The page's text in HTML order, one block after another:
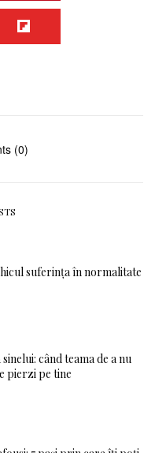
(0)
suferința în normalitate
când teama de a nu
pierzi pe tine